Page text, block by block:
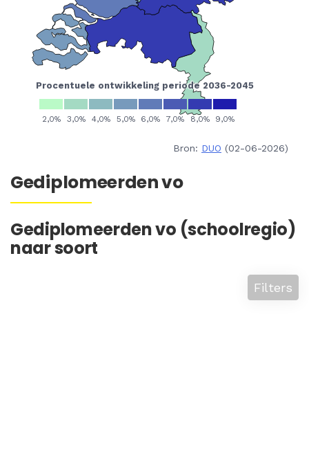
Bron: DUO (02-06-2026)
Gediplomeerden vo
Gediplomeerden vo (schoolregio)
naar soort
Filters